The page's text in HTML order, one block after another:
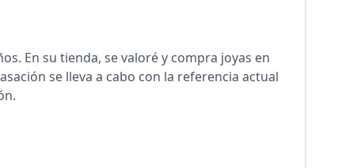
En su tienda, se valoré y compra joyas en
se lleva a cabo con la referencia actual